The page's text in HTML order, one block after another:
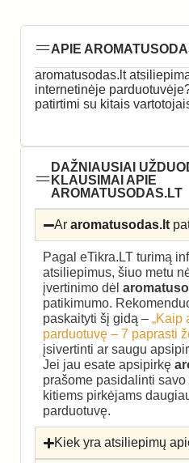
APIE
aromatusodas.lt
internetinėje
patirtimi su kitais
DAŽNIAUSIAI
KLAUSIMAI APIE
AROMATUSODAS.LT
Araromatusodas.lt
Pagal eTikra.LT turimą
atsiliepimus, šiuo metu
įvertinimo dėl
patikimumo.
paskaityti šį gidą – „Kaip
parduotuvę – 7 paprasti
įsivertinti ar saugu
Jei jau esate apsipirkę
prašome pasidalinti
kitiems pirkėjams
parduotuvę.
Kiek yra atsiliepimų